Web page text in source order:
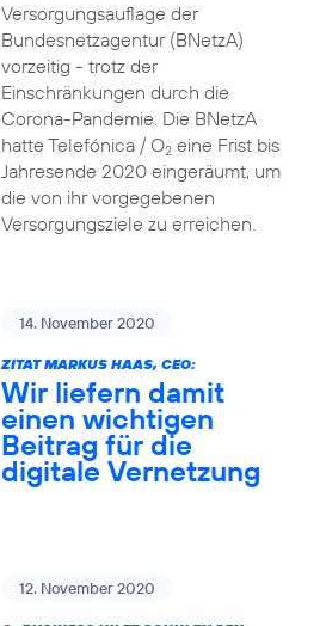
Versorgungsauflage der
Bundesnetzagentur (BNetzA)
vorzeitig - trotz der
Einschränkungen durch die
Corona-Pandemie. Die BNetzA
hatte Telefónica / O2eine Frist bis
Jahresende 2020 eingeräumt, um
die von ihr vorgegebenen
Versorgungsziele zu erreichen.
14. November 2020
ZITAT MARKUS HAAS, CEO:
Wir liefern damit
einen wichtigen
Beitrag für die
digitale Vernetzung
12. November 2020